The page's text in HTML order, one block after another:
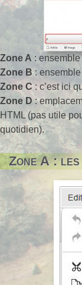
Zone A :
Zone B: ensemble
Zone C: c’est ici
Zone D:
HTML (pas utile
quotidien).
Zone A :